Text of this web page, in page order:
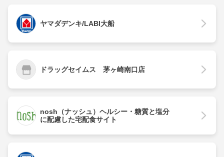
ヤマダデンキ/LABI大船
ドラッグセイムス 茅ヶ崎南口店
nosh（ナッシュ）ヘルシー・糖質と塩分
に配慮した宅配食サイト